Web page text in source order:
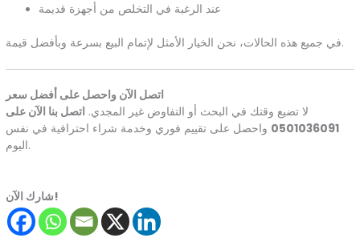
عند الرغبة في التخلص من أجهزة قديمة
في جميع هذه الحالات، نحن الخيار الأمثل لإتمام البيع بسرعة وبأفضل قيمة.
اتصل الآن واحصل على أفضل سعر
لا تضيع وقتك في البحث أو التفاوض غير المجدي. اتصل بنا الآن على
0501036091 واحصل على تقييم فوري وخدمة شراء احترافية في نفس
اليوم.
شارك الآن!